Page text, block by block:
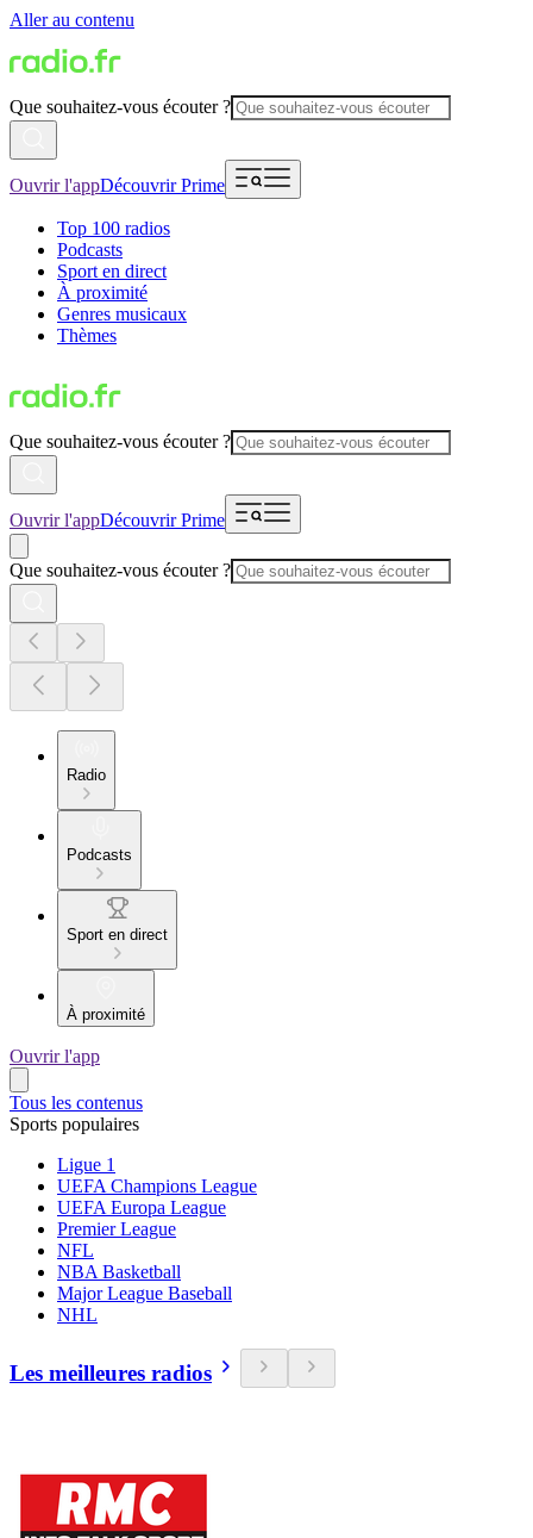
Aller au contenu
Que souhaitez-vous écouter ?
Ouvrir l'appDécouvrir Prime
Top 100 radios
Podcasts
Sport en direct
À proximité
Genres musicaux
Thèmes
Que souhaitez-vous écouter ?
Ouvrir l'appDécouvrir Prime
Que souhaitez-vous écouter ?
Radio
Podcasts
Sport en direct
À proximité
Ouvrir l'app
Tous les contenus
Sports populaires
Ligue 1
UEFA Champions League
UEFA Europa League
Premier League
NFL
NBA Basketball
Major League Baseball
NHL
Les meilleures radios